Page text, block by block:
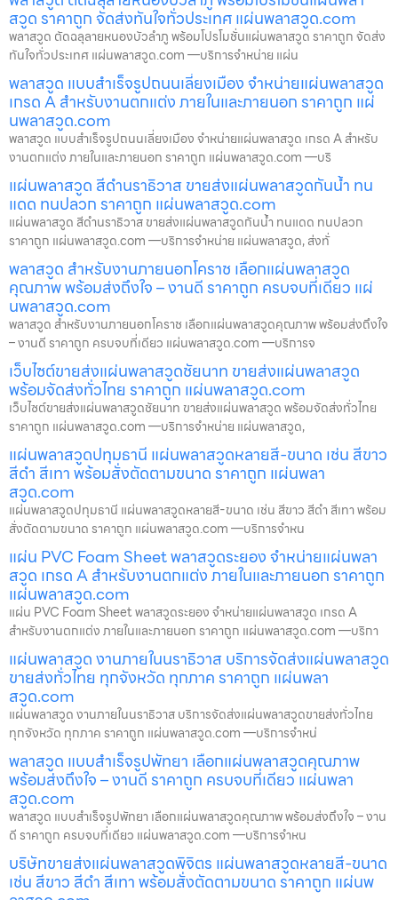
สวูด ราคาถูก จัดส่งทันใจทั่วประเทศ แผ่นพลาสวูด.com
พลาสวูด ตัดฉลุลายหนองบัวลำภู พร้อมโปรโมชั่นแผ่นพลาสวูด ราคาถูก จัดส่ง
ทันใจทั่วประเทศ แผ่นพลาสวูด.com —บริการจำหน่าย แผ่น
พลาสวูด แบบสำเร็จรูปถนนเลี่ยงเมือง จำหน่ายแผ่นพลาสวูด
เกรด A สำหรับงานตกแต่ง ภายในและภายนอก ราคาถูก แผ่
นพลาสวูด.com
พลาสวูด แบบสำเร็จรูปถนนเลี่ยงเมือง จำหน่ายแผ่นพลาสวูด เกรด A สำหรับ
งานตกแต่ง ภายในและภายนอก ราคาถูก แผ่นพลาสวูด.com —บริ
แผ่นพลาสวูด สีดำนราธิวาส ขายส่งแผ่นพลาสวูดกันน้ำ ทน
แดด ทนปลวก ราคาถูก แผ่นพลาสวูด.com
แผ่นพลาสวูด สีดำนราธิวาส ขายส่งแผ่นพลาสวูดกันน้ำ ทนแดด ทนปลวก
ราคาถูก แผ่นพลาสวูด.com —บริการจำหน่าย แผ่นพลาสวูด, ส่งทั่
พลาสวูด สำหรับงานภายนอกโคราช เลือกแผ่นพลาสวูด
คุณภาพ พร้อมส่งถึงใจ – งานดี ราคาถูก ครบจบที่เดียว แผ่
นพลาสวูด.com
พลาสวูด สำหรับงานภายนอกโคราช เลือกแผ่นพลาสวูดคุณภาพ พร้อมส่งถึงใจ
– งานดี ราคาถูก ครบจบที่เดียว แผ่นพลาสวูด.com —บริการจ
เว็บไซต์ขายส่งแผ่นพลาสวูดชัยนาท ขายส่งแผ่นพลาสวูด
พร้อมจัดส่งทั่วไทย ราคาถูก แผ่นพลาสวูด.com
เว็บไซต์ขายส่งแผ่นพลาสวูดชัยนาท ขายส่งแผ่นพลาสวูด พร้อมจัดส่งทั่วไทย
ราคาถูก แผ่นพลาสวูด.com —บริการจำหน่าย แผ่นพลาสวูด,
แผ่นพลาสวูดปทุมธานี แผ่นพลาสวูดหลายสี-ขนาด เช่น สีขาว
สีดำ สีเทา พร้อมสั่งตัดตามขนาด ราคาถูก แผ่นพลา
สวูด.com
แผ่นพลาสวูดปทุมธานี แผ่นพลาสวูดหลายสี-ขนาด เช่น สีขาว สีดำ สีเทา พร้อม
สั่งตัดตามขนาด ราคาถูก แผ่นพลาสวูด.com —บริการจำหน
แผ่น PVC Foam Sheet พลาสวูดระยอง จำหน่ายแผ่นพลา
สวูด เกรด A สำหรับงานตกแต่ง ภายในและภายนอก ราคาถูก
แผ่นพลาสวูด.com
แผ่น PVC Foam Sheet พลาสวูดระยอง จำหน่ายแผ่นพลาสวูด เกรด A
สำหรับงานตกแต่ง ภายในและภายนอก ราคาถูก แผ่นพลาสวูด.com —บริกา
แผ่นพลาสวูด งานภายในนราธิวาส บริการจัดส่งแผ่นพลาสวูด
ขายส่งทั่วไทย ทุกจังหวัด ทุกภาค ราคาถูก แผ่นพลา
สวูด.com
แผ่นพลาสวูด งานภายในนราธิวาส บริการจัดส่งแผ่นพลาสวูดขายส่งทั่วไทย
ทุกจังหวัด ทุกภาค ราคาถูก แผ่นพลาสวูด.com —บริการจำหน่
พลาสวูด แบบสำเร็จรูปพัทยา เลือกแผ่นพลาสวูดคุณภาพ
พร้อมส่งถึงใจ – งานดี ราคาถูก ครบจบที่เดียว แผ่นพลา
สวูด.com
พลาสวูด แบบสำเร็จรูปพัทยา เลือกแผ่นพลาสวูดคุณภาพ พร้อมส่งถึงใจ – งาน
ดี ราคาถูก ครบจบที่เดียว แผ่นพลาสวูด.com —บริการจำหน
บริษัทขายส่งแผ่นพลาสวูดพิจิตร แผ่นพลาสวูดหลายสี-ขนาด
เช่น สีขาว สีดำ สีเทา พร้อมสั่งตัดตามขนาด ราคาถูก แผ่นพ